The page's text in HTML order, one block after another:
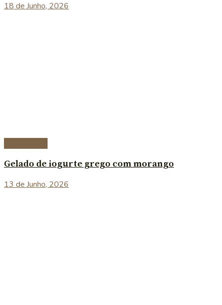
18 de Junho, 2026
Gelado de iogurte grego com morango
13 de Junho, 2026